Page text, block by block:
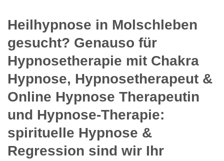
Heilhypnose in Molschleben
gesucht? Genauso für
Hypnosetherapie mit Chakra
Hypnose, Hypnosetherapeut &
Online Hypnose Therapeutin
und Hypnose-Therapie:
spirituelle Hypnose &
Regression sind wir Ihr